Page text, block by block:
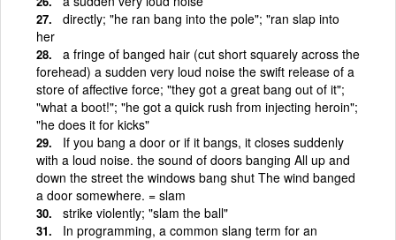
directly; "he ran bang into the pole"; "ran slap into
her
a fringe of banged hair (cut short squarely across the
forehead) a sudden very loud noise the swift release of a
store of affective force; "they got a great bang out of it";
"what a boot!"; "he got a quick rush from injecting heroin";
"he does it for kicks"
If you bang a door or if it bangs, it closes suddenly
with a loud noise. the sound of doors banging All up and
down the street the windows bang shut The wind banged
a door somewhere. = slam
strike violently; "slam the ball"
In programming, a common slang term for an